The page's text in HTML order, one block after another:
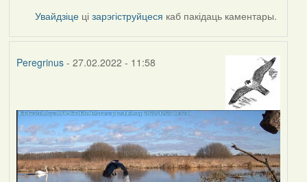
Увайдзіце цізарэгіструйцеся каб пакідаць каментары.
Peregrinus- 27.02.2022 - 11:58